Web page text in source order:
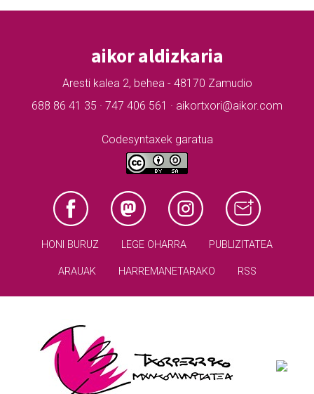
aikor aldizkaria
Aresti kalea 2, behea - 48170 Zamudio
688 86 41 35 · 747 406 561 · aikortxori@aikor.com
Codesyntaxek garatua
HONI BURUZ LEGE OHARRA PUBLIZITATEA
ARAUAK HARREMANETARAKO RSS